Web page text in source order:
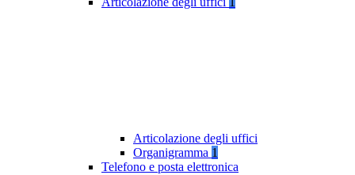
Articolazione degli uffici
Organigramma 1
Telefono e posta elettronica